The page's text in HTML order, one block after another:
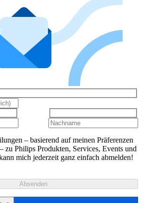
– basierend auf meinen Präferenzen
zu Philips Produkten, Services, Events und
mich jederzeit ganz einfach abmelden!
Absenden